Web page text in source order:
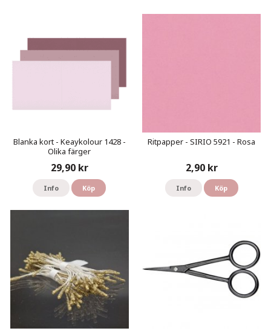
Blanka kort - Keaykolour 1428 -
Olika färger
29,90 kr
Info Köp
Ritpapper - SIRIO 5921 - Rosa
2,90 kr
Info Köp